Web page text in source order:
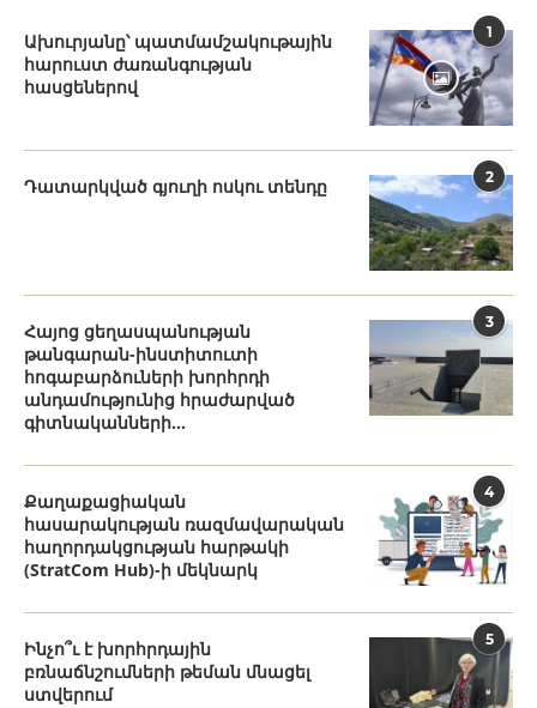
1
Ախուրյանը՝ պատմամշակութային
հարուստ ժառանգության
հասցեներով
2
Դատարկված գյուղի ոսկու տենդը
3
Հայոց ցեղասպանության
թանգարան-ինստիտուտի
հոգաբարձուների խորհրդի
անդամությունից հրաժարված
գիտնականների...
4
Քաղաքացիական
հասարակության ռազմավարական
հաղորդակցության հարթակի
(StratCom Hub)-ի մեկնարկ
5
Ինչո՞ւ է խորհրդային
բռնաճնշումների թեման մնացել
ստվերում